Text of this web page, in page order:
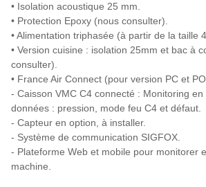
• Isolation acoustique 25 mm.
• Protection Epoxy (nous consulter).
• Alimentation triphasée (à partir de la taille
• Version cuisine : isolation 25mm et bac à
consulter).
• France Air Connect (pour version PC et
- Caisson VMC C4 connecté : Monitoring
données : pression, mode feu C4 et défaut.
- Capteur en option, à installer.
- Système de communication SIGFOX.
- Plateforme Web et mobile pour monitorer
machine.